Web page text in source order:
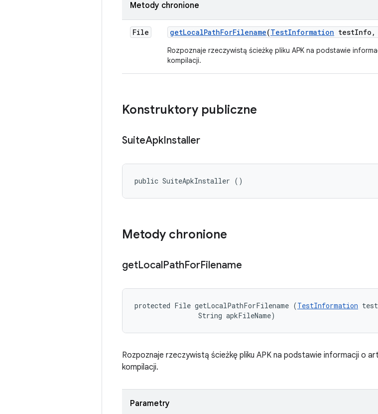
Metody chronione
File getLocalPathForFilename(TestInformation testInfo ,
Rozpoznaje rzeczywistą ścieżkę pliku APK na podstawie
kompilacji.
Konstruktory publiczne
SuiteApkInstaller
public SuiteApkInstaller ()
Metody chronione
getLocalPathForFilename
protected File getLocalPathForFilename (TestInformation
                String apkFileName)
Rozpoznaje rzeczywistą ścieżkę pliku APK na podstawie informacji o
kompilacji.
Parametry